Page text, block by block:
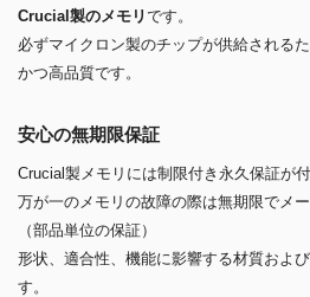
Crucial製のメモリです。
必ずマイクロン製のチップが供給される
かつ高品質です。
安心の無期限保証
Crucial製メモリには制限付き永久保証が付
万が一のメモリの故障の際は無期限でメ
（部品単位の保証）
形状、適合性、機能に影響する材質およ
す。